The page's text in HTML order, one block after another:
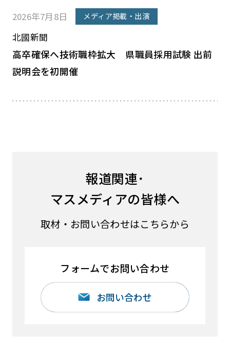
2026年7月8日 メディア掲載・出演
北國新聞
高卒確保へ技術職枠拡大 県職員採用試験 出前
説明会を初開催
報道関連･
マスメディアの皆様へ
取材・お問い合わせはこちらから
フォームでお問い合わせ
お問い合わせ